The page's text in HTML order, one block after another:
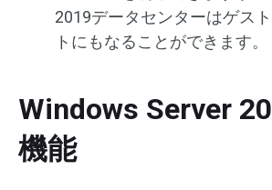
2019データセンターはゲス
トにもなることができます。
Windows Server
機能